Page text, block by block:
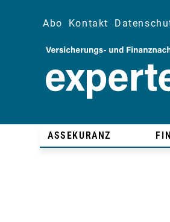
Abo Kontakt
ASSEKURANZ